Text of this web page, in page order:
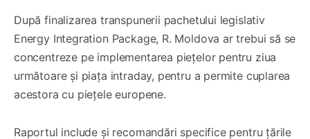
După finalizarea transpunerii pachetului legislativ
Energy Integration Package, R. Moldova ar trebui să se
concentreze pe implementarea piețelor pentru ziua
următoare și piața intraday, pentru a permite cuplarea
acestora cu piețele europene.
Raportul include și recomandări specifice pentru țările